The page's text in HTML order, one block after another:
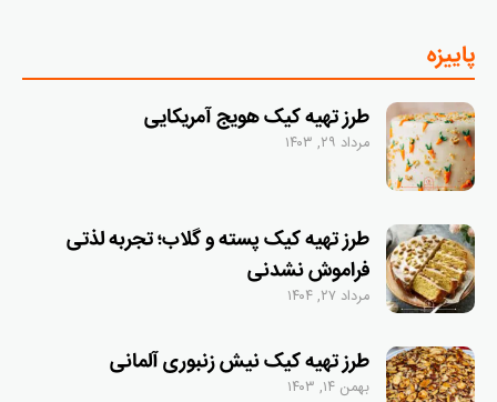
پاییزه
طرز تهیه کیک هویج آمریکایی
مرداد ۲۹, ۱۴۰۳
طرز تهیه کیک پسته و گلاب؛ تجربه لذتی
فراموش نشدنی
مرداد ۲۷, ۱۴۰۴
طرز تهیه کیک نیش زنبوری آلمانی
بهمن ۱۴, ۱۴۰۳